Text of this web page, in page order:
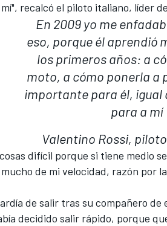
recalcó el piloto italiano, líder
En 2009 yo me
eso, porque él aprendió
los primeros años: a
moto, a cómo ponerla a
importante para él, igual
para a mí
Valentino Rossi,
difícil porque si tiene medio
de mi velocidad, razón por
de salir tras su compañero de
decidido salir rápido, porque